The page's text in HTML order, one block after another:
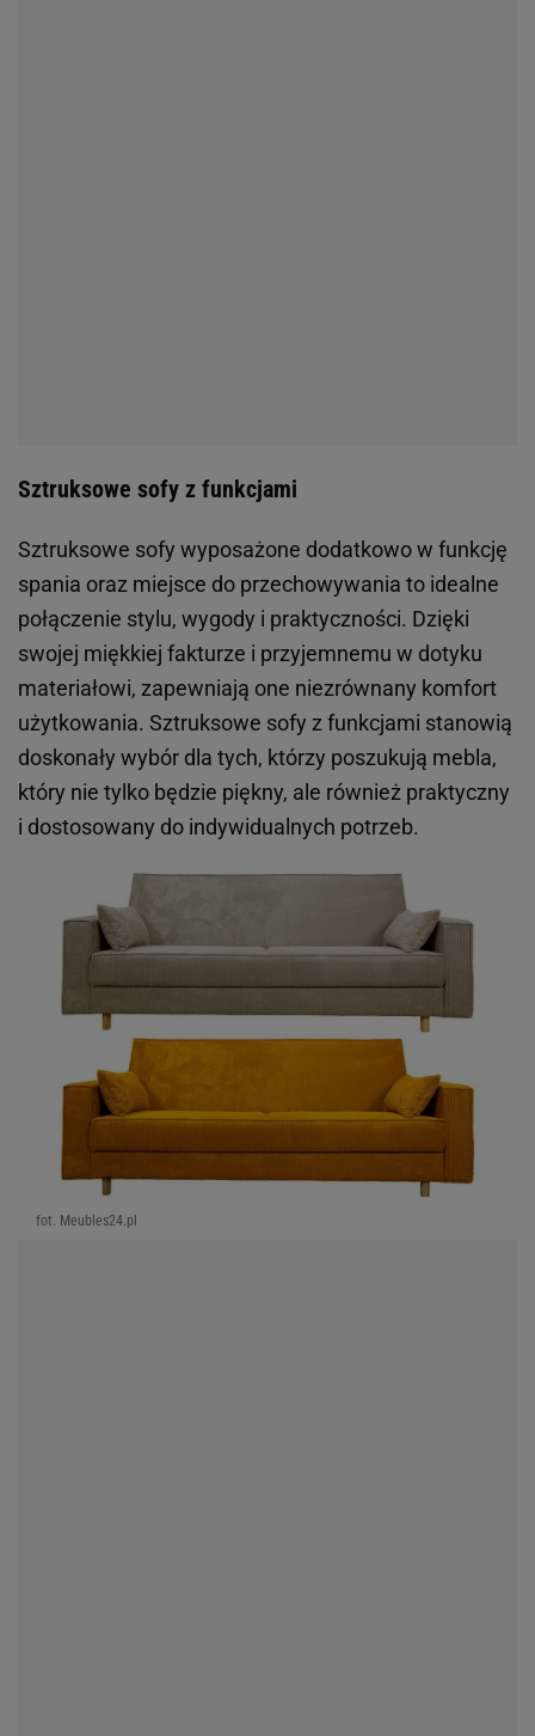
Sztruksowe sofy z funkcjami
Sztruksowe sofy wyposażone dodatkowo w funkcję
spania oraz miejsce do przechowywania to idealne
połączenie stylu, wygody i praktyczności. Dzięki
swojej miękkiej fakturze i przyjemnemu w dotyku
materiałowi, zapewniają one niezrównany komfort
użytkowania. Sztruksowe sofy z funkcjami stanowią
doskonały wybór dla tych, którzy poszukują mebla,
który nie tylko będzie piękny, ale również praktyczny
i dostosowany do indywidualnych potrzeb.
fot. Meubles24.pl